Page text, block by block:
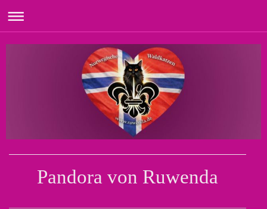
Pandora von Ruwenda